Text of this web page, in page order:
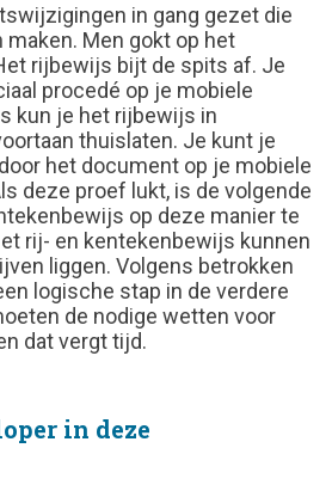
in gang gezet die
maken. Men gokt op het
rijbewijs bijt de spits af. Je
procedé op je mobiele
kun je het rijbewijs in
thuislaten. Je kunt je
het document op je mobiele
deze proef lukt, is de volgende
op deze manier te
rij- en kentekenbewijs kunnen
liggen. Volgens betrokken
logische stap in de verdere
de nodige wetten voor
dat vergt tijd.
in deze